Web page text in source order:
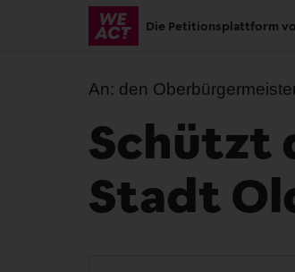
Die Petitionsplattform
An: den
Schützt
Stadt